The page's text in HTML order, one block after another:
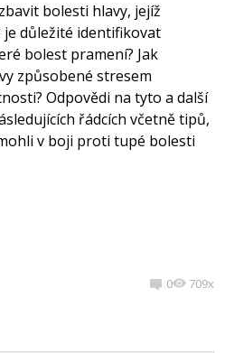
bolesti hlavy, jejíž
důležité identifikovat
bolest pramení? Jak
způsobené stresem
Odpovědi na tyto a další
řádcích včetně tipů,
v boji proti tupé bolesti
0 709x